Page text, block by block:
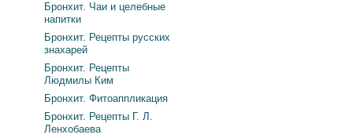
Бронхит. Чаи и целебные
напитки
Бронхит. Рецепты русских
знахарей
Бронхит. Рецепты
Людмилы Ким
Бронхит. Фитоаппликация
Бронхит. Рецепты Г. Л.
Ленхобаева